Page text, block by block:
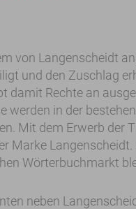
von Langenscheidt
und den Zuschlag
damit Rechte an
werden in der
Mit dem Erwerb der
Marke Langenscheidt.
Wörterbuchmarkt
neben